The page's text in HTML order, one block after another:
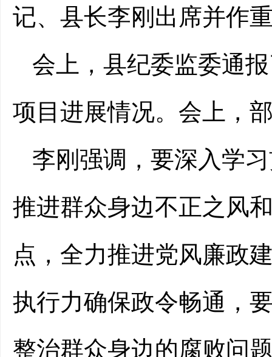
记、县长李刚出席并作
会上，县纪委监委通
项目进展情况。会上，
李刚强调，要深入学
推进群众身边不正之风
点，全力推进党风廉政
执行力确保政令畅通，
整治群众身边的腐败问